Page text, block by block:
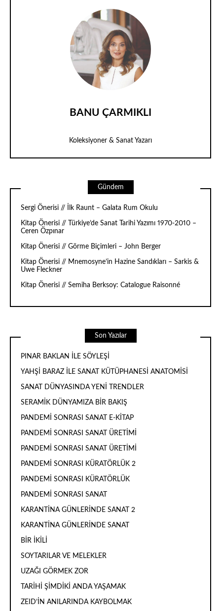
BANU ÇARMIKLI
Koleksiyoner & Sanat Yazarı
Gündem
Sergi Önerisi // İlk Raunt – Galata Rum Okulu
Kitap Önerisi // Türkiye’de Sanat Tarihi Yazımı 1970-2010 –
Ceren Özpınar
Kitap Önerisi // Görme Biçimleri – John Berger
Kitap Önerisi // Mnemosyne’in Hazine Sandıkları – Sarkis &
Uwe Fleckner
Kitap Önerisi // Semiha Berksoy: Catalogue Raisonné
Son Yazılar
PINAR BAKLAN İLE SÖYLEŞİ
YAHŞİ BARAZ İLE SANAT KÜTÜPHANESİ ANATOMİSİ
SANAT DÜNYASINDA YENİ TRENDLER
SERAMİK DÜNYAMIZA BİR BAKIŞ
PANDEMİ SONRASI SANAT E-KİTAP
PANDEMİ SONRASI SANAT ÜRETİMİ
PANDEMİ SONRASI SANAT ÜRETİMİ
PANDEMİ SONRASI KÜRATÖRLÜK 2
PANDEMİ SONRASI KÜRATÖRLÜK
PANDEMİ SONRASI SANAT
KARANTİNA GÜNLERİNDE SANAT 2
KARANTİNA GÜNLERİNDE SANAT
BİR İKİLİ
SOYTARILAR VE MELEKLER
UZAĞI GÖRMEK ZOR
TARİHİ ŞİMDİKİ ANDA YAŞAMAK
ZEID’İN ANILARINDA KAYBOLMAK